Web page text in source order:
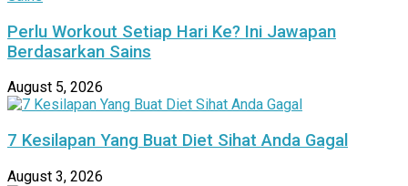
Perlu Workout Setiap Hari Ke? Ini Jawapan
Berdasarkan Sains
August 5, 2026
7 Kesilapan Yang Buat Diet Sihat Anda Gagal
August 3, 2026